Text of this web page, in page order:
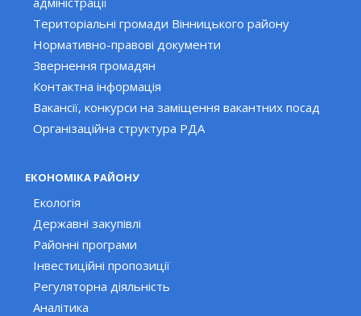
Територіальні громади Вінницького району
Нормативно-правові документи
Звернення громадян
Контактна інформація
Вакансії, конкурси на заміщення вакантних посад
Організаційна структура РДА
ЕКОНОМІКА РАЙОНУ
Екологія
Державні закупівлі
Районні програми
Інвестиційні пропозиції
Регуляторна діяльність
Аналітика